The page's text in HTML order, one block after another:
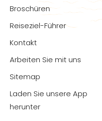
Broschüren
Reiseziel-Führer
Kontakt
Arbeiten Sie mit uns
Sitemap
Laden Sie unsere App
herunter